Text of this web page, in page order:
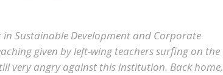
Sustainable Development and Corporate
given by left-wing teachers surfing on the
very angry against this institution. Back home,